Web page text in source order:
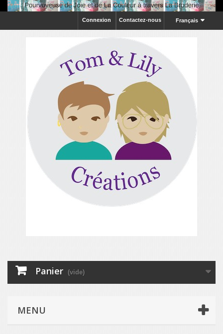
Français
Contactez-nous
Connexion
Panier (vide)
MENU